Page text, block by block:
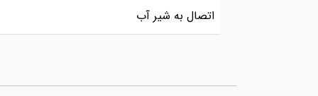
اتصال به شیر آب